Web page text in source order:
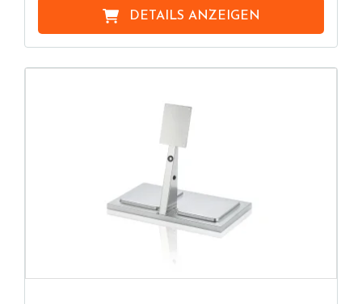
DETAILS ANZEIGEN